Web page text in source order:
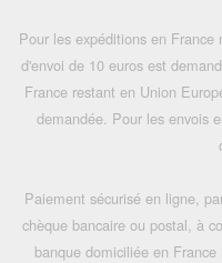
Pour les expéditions en
d'envoi de 10 euros est
France restant en Union
demandée. Pour les envois
Paiement sécurisé en ligne,
chèque bancaire ou postal, à
banque domiciliée en